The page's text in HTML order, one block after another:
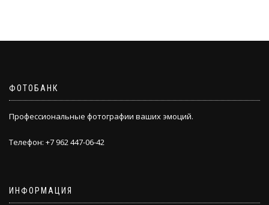
ФОТОБАНК
Профессиональные фотографии ваших эмоций.
Телефон: +7 962 447-06-42
ИНФОРМАЦИЯ